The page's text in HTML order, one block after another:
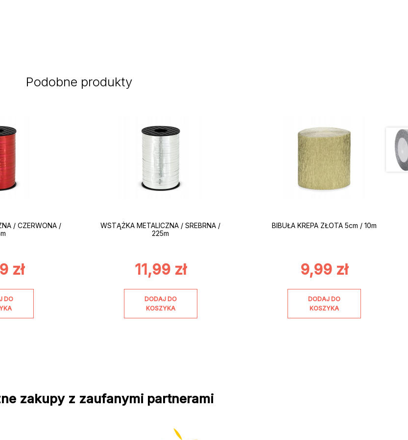
Podobne produkty
/ CZERWONA /
zł
DO
WSTĄŻKA METALICZNA / SREBRNA /
225m
11,99 zł
DODAJ DO
KOSZYKA
BIBUŁA KREPA ZŁOTA 5cm / 10m
9,99 zł
DODAJ DO
KOSZYKA
zakupy z zaufanymi partnerami